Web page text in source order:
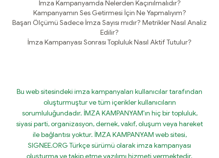
İmza Kampanyamda Nelerden Kaçınılmalıdır?
Kampanyamın Ses Getirmesi İçin Ne Yapmalıyım?
Başarı Ölçümü Sadece İmza Sayısı mıdır? Metrikler Nasıl Analiz
Edilir?
İmza Kampanyası Sonrası Topluluk Nasıl Aktif Tutulur?
Bu web sitesindeki imza kampanyaları kullanıcılar tarafından
oluşturmuştur ve tüm içerikler kullanıcıların
sorumluluğundadır. İMZA KAMPANYAM'ın hiç bir topluluk,
siyasi parti, organizasyon, dernek, vakıf, oluşum veya hareket
ile bağlantısı yoktur. İMZA KAMPANYAM web sitesi,
SIGNEE.ORG Türkçe sürümü olarak imza kampanyası
oluşturma ve takip etme yazılımı hizmeti vermektedir.